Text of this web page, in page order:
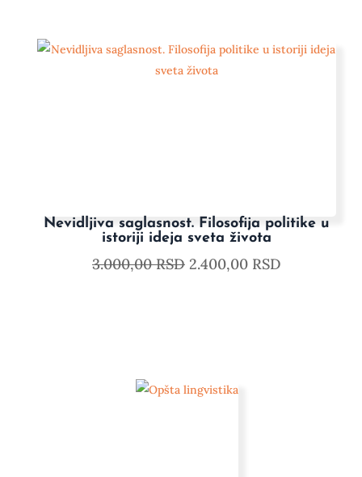
Nevidljiva saglasnost. Filosofija politike u
istoriji ideja sveta života
3.000,00RSD 2.400,00 RSD